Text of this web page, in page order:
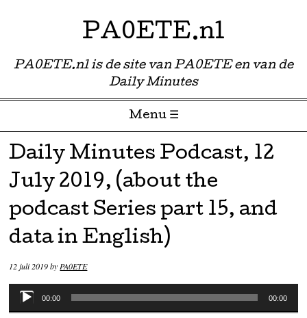
PA0ETE.nl
PA0ETE.nl is de site van PA0ETE en van de
Daily Minutes
Menu ☰
Skip to content
Daily Minutes Podcast, 12
July 2019, (about the
podcast Series part 15, and
data in English)
12 juli 2019byPA0ETE
Audiospeler
00:00 00:00